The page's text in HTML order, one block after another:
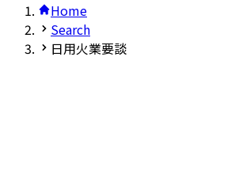
Home
Search
日用火業要談